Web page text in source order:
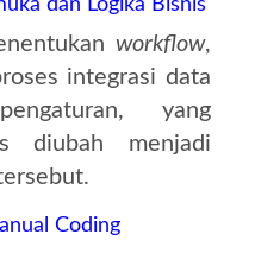
workflow,
integrasi data
yang
diubah menjadi
Coding